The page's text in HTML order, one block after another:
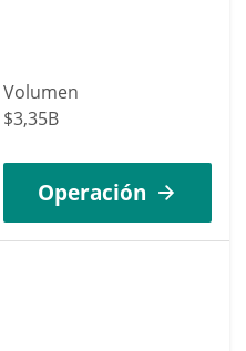
Volumen
$3,35B
Operación